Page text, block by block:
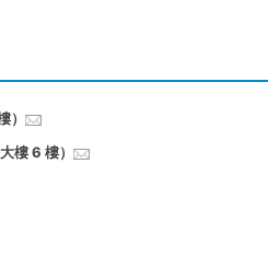
）
樓 6 樓）